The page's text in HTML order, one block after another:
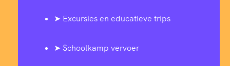
➤ Excursies en educatieve trips
➤ Schoolkamp vervoer